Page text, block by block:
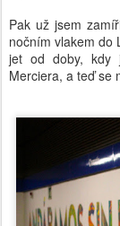
Pak už jsem
nočním vlakem do
jet od doby, kdy
Merciera, a teď se